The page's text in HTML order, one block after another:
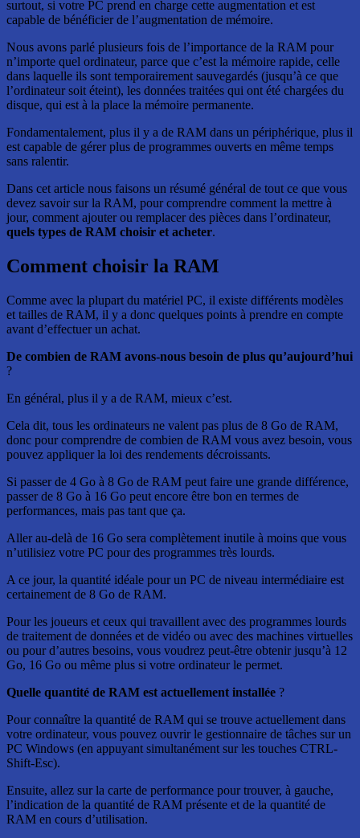
surtout, si votre PC prend en charge cette augmentation et est
capable de bénéficier de l’augmentation de mémoire.
Nous avons parlé plusieurs fois de l’importance de la RAM pour
n’importe quel ordinateur, parce que c’est la mémoire rapide, celle
dans laquelle ils sont temporairement sauvegardés (jusqu’à ce que
l’ordinateur soit éteint), les données traitées qui ont été chargées du
disque, qui est à la place la mémoire permanente.
Fondamentalement, plus il y a de RAM dans un périphérique, plus il
est capable de gérer plus de programmes ouverts en même temps
sans ralentir.
Dans cet article nous faisons un résumé général de tout ce que vous
devez savoir sur la RAM, pour comprendre comment la mettre à
jour, comment ajouter ou remplacer des pièces dans l’ordinateur,
quels types de RAM choisir et acheter.
Comment choisir la RAM
Comme avec la plupart du matériel PC, il existe différents modèles
et tailles de RAM, il y a donc quelques points à prendre en compte
avant d’effectuer un achat.
De combien de RAM avons-nous besoin de plus qu’aujourd’hui
?
En général, plus il y a de RAM, mieux c’est.
Cela dit, tous les ordinateurs ne valent pas plus de 8 Go de RAM,
donc pour comprendre de combien de RAM vous avez besoin, vous
pouvez appliquer la loi des rendements décroissants.
Si passer de 4 Go à 8 Go de RAM peut faire une grande différence,
passer de 8 Go à 16 Go peut encore être bon en termes de
performances, mais pas tant que ça.
Aller au-delà de 16 Go sera complètement inutile à moins que vous
n’utilisiez votre PC pour des programmes très lourds.
A ce jour, la quantité idéale pour un PC de niveau intermédiaire est
certainement de 8 Go de RAM.
Pour les joueurs et ceux qui travaillent avec des programmes lourds
de traitement de données et de vidéo ou avec des machines virtuelles
ou pour d’autres besoins, vous voudrez peut-être obtenir jusqu’à 12
Go, 16 Go ou même plus si votre ordinateur le permet.
Quelle quantité de RAM est actuellement installée ?
Pour connaître la quantité de RAM qui se trouve actuellement dans
votre ordinateur, vous pouvez ouvrir le gestionnaire de tâches sur un
PC Windows (en appuyant simultanément sur les touches CTRL-
Shift-Esc).
Ensuite, allez sur la carte de performance pour trouver, à gauche,
l’indication de la quantité de RAM présente et de la quantité de
RAM en cours d’utilisation.